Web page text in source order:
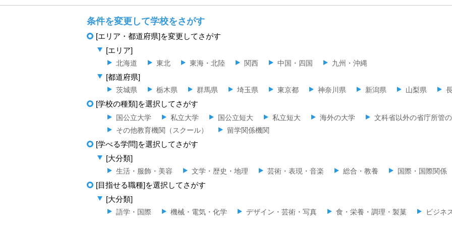
条件を変更して学校をさがす
[エリア・都道府県]を変更してさがす
[エリア]
北海道 東北 東海・北陸 関西 中国・四国 九州・沖縄
[都道府県]
茨城県 栃木県 群馬県 埼玉県 東京都 神奈川県 新潟県 山梨県
[学校の種類]を選択してさがす
国公立大学 私立大学 国公立短大 私立短大 海外の大学 文科省以外の省庁所管
その他教育機関（スクール）
留学関係機関
[学べる学問]を選択してさがす
[大分類]
生活・服飾・美容 文学・歴史・地理 芸術・表現・音楽 総合・教養 国際・国際関係
[目指せる職種]を選択してさがす
[大分類]
語学・国際 機械・電気・化学 デザイン・芸術・写真 食・栄養・調理・製菓 ビジネ